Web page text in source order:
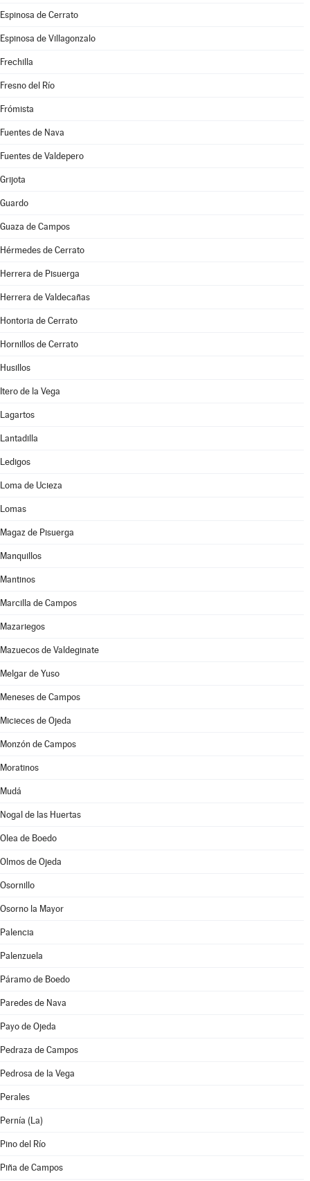
Espinosa de Cerrato
Espinosa de Villagonzalo
Frechilla
Fresno del Río
Frómista
Fuentes de Nava
Fuentes de Valdepero
Grijota
Guardo
Guaza de Campos
Hérmedes de Cerrato
Herrera de Pisuerga
Herrera de Valdecañas
Hontoria de Cerrato
Hornillos de Cerrato
Husillos
Itero de la Vega
Lagartos
Lantadilla
Ledigos
Loma de Ucieza
Lomas
Magaz de Pisuerga
Manquillos
Mantinos
Marcilla de Campos
Mazariegos
Mazuecos de Valdeginate
Melgar de Yuso
Meneses de Campos
Micieces de Ojeda
Monzón de Campos
Moratinos
Mudá
Nogal de las Huertas
Olea de Boedo
Olmos de Ojeda
Osornillo
Osorno la Mayor
Palencia
Palenzuela
Páramo de Boedo
Paredes de Nava
Payo de Ojeda
Pedraza de Campos
Pedrosa de la Vega
Perales
Pernía (La)
Pino del Río
Piña de Campos